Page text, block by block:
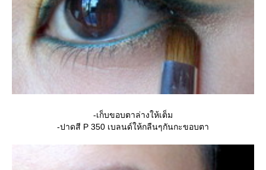
-เก็บขอบตาล่างให้เต็ม
-ปาดสี P 350 เบลนด์ให้กลืนๆกันกะขอบตา